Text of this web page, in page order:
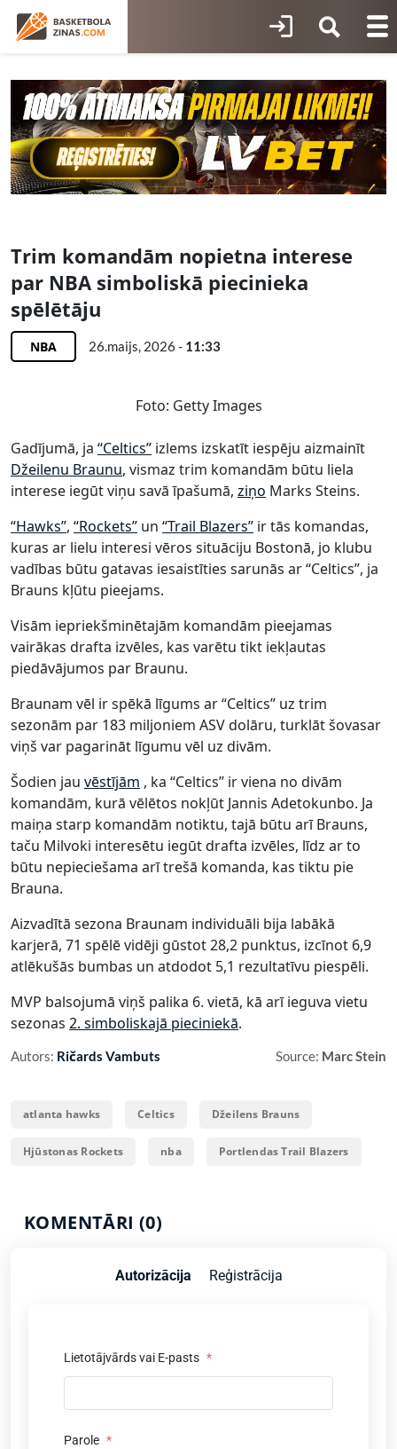
Trim komandām nopietna interese
par NBA simboliskā piecinieka
spēlētāju
NBA 26.maijs, 2026 - 11:33
Foto: Getty Images
Gadījumā, ja “Celtics” izlems izskatīt iespēju aizmainīt
Džeilenu Braunu, vismaz trim komandām būtu liela
interese iegūt viņu savā īpašumā, ziņo Marks Steins.
“Hawks”, “Rockets” un “Trail Blazers” ir tās komandas,
kuras ar lielu interesi vēros situāciju Bostonā, jo klubu
vadības būtu gatavas iesaistīties sarunās ar “Celtics”, ja
Brauns kļūtu pieejams.
Visām iepriekšminētajām komandām pieejamas
vairākas drafta izvēles, kas varētu tikt iekļautas
piedāvājumos par Braunu.
Braunam vēl ir spēkā līgums ar “Celtics” uz trim
sezonām par 183 miljoniem ASV dolāru, turklāt šovasar
viņš var pagarināt līgumu vēl uz divām.
Šodien jau vēstījām , ka “Celtics” ir viena no divām
komandām, kurā vēlētos nokļūt Jannis Adetokunbo. Ja
maiņa starp komandām notiktu, tajā būtu arī Brauns,
taču Milvoki interesētu iegūt drafta izvēles, līdz ar to
būtu nepieciešama arī trešā komanda, kas tiktu pie
Brauna.
Aizvadītā sezona Braunam individuāli bija labākā
karjerā, 71 spēlē vidēji gūstot 28,2 punktus, izcīnot 6,9
atlēkušās bumbas un atdodot 5,1 rezultatīvu piespēli.
MVP balsojumā viņš palika 6. vietā, kā arī ieguva vietu
sezonas 2. simboliskajā pieciniekā.
Autors: Ričards Vambuts Source: Marc Stein
atlanta hawks Celtics Džeilens Brauns
Hjūstonas Rockets nba Portlendas Trail Blazers
KOMENTĀRI (0)
Autorizācija Reģistrācija
Lietotājvārds vai E-pasts *
Parole *